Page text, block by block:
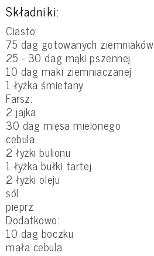
Składniki:
Ciasto:
75 dag gotowanych ziemniaków
25 - 30 dag mąki pszennej
10 dag maki ziemniaczanej
1 łyżka śmietany
Farsz:
2 jajka
30 dag mięsa mielonego
cebula
2 łyżki bulionu
1 łyżka bułki tartej
2 łyżki oleju
sól
pieprz
Dodatkowo:
10 dag boczku
mała cebula